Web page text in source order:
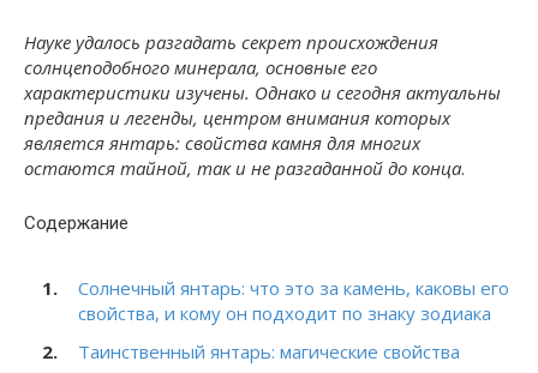
Науке удалось разгадать секрет происхождения
солнцеподобного минерала, основные его
характеристики изучены. Однако и сегодня актуальны
предания и легенды, центром внимания которых
является янтарь: свойства камня для многих
остаются тайной, так и не разгаданной до конца.
Содержание
Солнечный янтарь: что это за камень, каковы его
свойства, и кому он подходит по знаку зодиака
Таинственный янтарь: магические свойства